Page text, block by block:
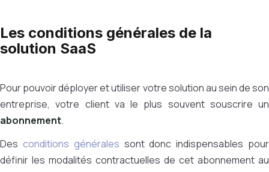
Les conditions générales de la
solution SaaS
Pour pouvoir déployer et utiliser votre solution au sein de son
entreprise, votre client va le plus souvent souscrire un
abonnement.
Des conditions générales sont donc indispensables pour
définir les modalités contractuelles de cet abonnement au